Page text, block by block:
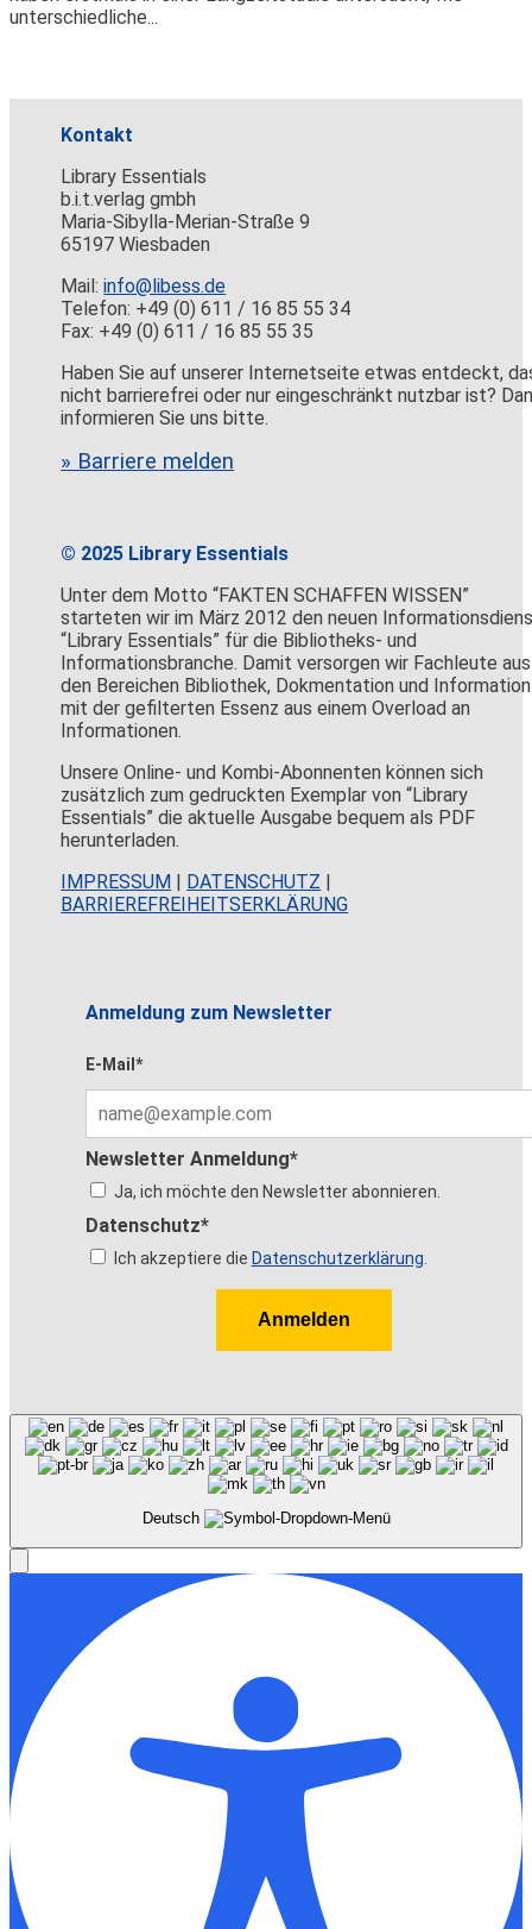
unterschiedliche...
Kontakt
Library Essentials
b.i.t.verlag gmbh
Maria-Sibylla-Merian-Straße 9
65197 Wiesbaden
Mail:info@libess.de
Telefon: +49 (0) 611 / 16 85 55 34
Fax: +49 (0) 611 / 16 85 55 35
Haben Sie auf unserer Internetseite etwas entdeckt,
nicht barrierefrei oder nur eingeschränkt nutzbar ist?
informieren Sie uns bitte.
» Barriere melden
© 2025 Library Essentials
Unter dem Motto “FAKTEN SCHAFFEN WISSEN”
starteten wir im März 2012 den neuen
“Library Essentials” für die Bibliotheks- und
Informationsbranche. Damit versorgen wir Fachleute aus
den Bereichen Bibliothek, Dokmentation und Information
mit der gefilterten Essenz aus einem Overload an
Informationen.
Unsere Online- und Kombi-Abonnenten können sich
zusätzlich zum gedruckten Exemplar von “Library
Essentials” die aktuelle Ausgabe bequem als PDF
herunterladen.
IMPRESSUM
DATENSCHUTZ
BARRIEREFREIHEITSERKLÄRUNG
Anmeldung zum Newsletter
E-Mail*
Newsletter Anmeldung*
Ja, ich möchte den Newsletter abonnieren.
Datenschutz*
Ich akzeptiere die Datenschutzerklärung.
Anmelden
Deutsch